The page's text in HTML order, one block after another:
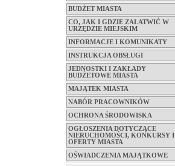
BUDŻET MIASTA
CO, JAK I GDZIE ZAŁATWIĆ W
URZĘDZIE MIEJSKIM
INFORMACJE I KOMUNIKATY
INSTRUKCJA OBSŁUGI
JEDNOSTKI I ZAKŁADY
BUDŻETOWE MIASTA
MAJĄTEK MIASTA
NABÓR PRACOWNIKÓW
OCHRONA ŚRODOWISKA
OGŁOSZENIA DOTYCZĄCE
NIERUCHOMOŚCI, KONKURSY I
OFERTY MIASTA
OŚWIADCZENIA MAJĄTKOWE